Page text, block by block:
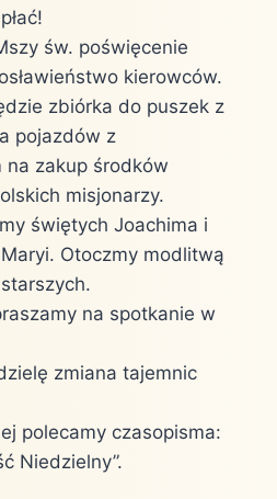
św. poświęcenie
kierowców.
zbiórka do puszek z
pojazdów z
na zakup środków
misjonarzy.
świętych Joachima i
Otoczmy modlitwą
na spotkanie w
zmiana tajemnic
polecamy czasopisma:
Niedzielny”.